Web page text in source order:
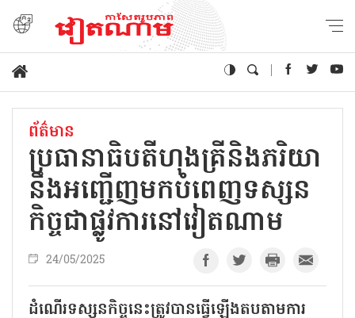
ព័ត៌មាន
ប្រធានាធិបតីហុងគ្រីនិងភរិយា
នឹងអញ្ជើញមកបំពេញទស្សន
កិច្ចជាផ្លូវការនៅវៀតណាម
24/05/2025
ដំណើរទស្សនកិច្ចនេះត្រូវបានធ្វើឡើងតបតាមការ